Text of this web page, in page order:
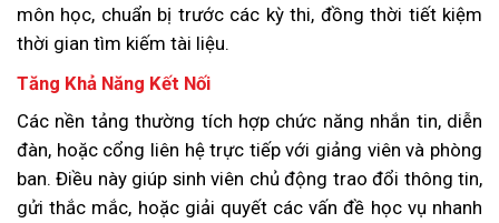
môn học, chuẩn bị trước các kỳ thi, đồng thời tiết kiệm
thời gian tìm kiếm tài liệu.
Tăng Khả Năng Kết Nối
Các nền tảng thường tích hợp chức năng nhắn tin, diễn
đàn, hoặc cổng liên hệ trực tiếp với giảng viên và phòng
ban. Điều này giúp sinh viên chủ động trao đổi thông tin,
gửi thắc mắc, hoặc giải quyết các vấn đề học vụ nhanh